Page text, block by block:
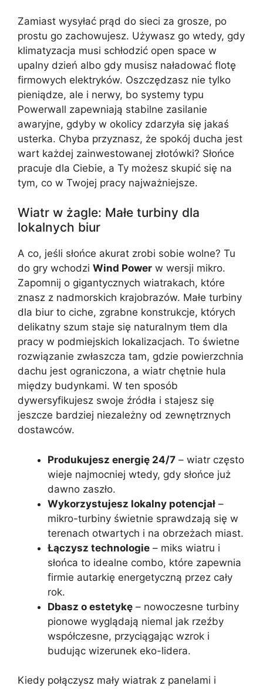
Zamiast wysyłać prąd do sieci za grosze, po
prostu go zachowujesz. Używasz go wtedy, gdy
klimatyzacja musi schłodzić open space w
upalny dzień albo gdy musisz naładować flotę
firmowych elektryków. Oszczędzasz nie tylko
pieniądze, ale i nerwy, bo systemy typu
Powerwall zapewniają stabilne zasilanie
awaryjne, gdyby w okolicy zdarzyła się jakaś
usterka. Chyba przyznasz, że spokój ducha jest
wart każdej zainwestowanej złotówki? Słońce
pracuje dla Ciebie, a Ty możesz skupić się na
tym, co w Twojej pracy najważniejsze.
Wiatr w żagle: Małe turbiny dla
lokalnych biur
A co, jeśli słońce akurat zrobi sobie wolne? Tu
do gry wchodzi Wind Power w wersji mikro.
Zapomnij o gigantycznych wiatrakach, które
znasz z nadmorskich krajobrazów. Małe turbiny
dla biur to ciche, zgrabne konstrukcje, których
delikatny szum staje się naturalnym tłem dla
pracy w podmiejskich lokalizacjach. To świetne
rozwiązanie zwłaszcza tam, gdzie powierzchnia
dachu jest ograniczona, a wiatr chętnie hula
między budynkami. W ten sposób
dywersyfikujesz swoje źródła i stajesz się
jeszcze bardziej niezależny od zewnętrznych
dostawców.
Produkujesz energię 24/7 – wiatr często
wieje najmocniej wtedy, gdy słońce już
dawno zaszło.
Wykorzystujesz lokalny potencjał –
mikro-turbiny świetnie sprawdzają się w
terenach otwartych i na obrzeżach miast.
Łączysz technologie – miks wiatru i
słońca to idealne combo, które zapewnia
firmie autarkię energetyczną przez cały
rok.
Dbasz o estetykę – nowoczesne turbiny
pionowe wyglądają niemal jak rzeźby
współczesne, przyciągając wzrok i
budując wizerunek eko-lidera.
Kiedy połączysz mały wiatrak z panelami i